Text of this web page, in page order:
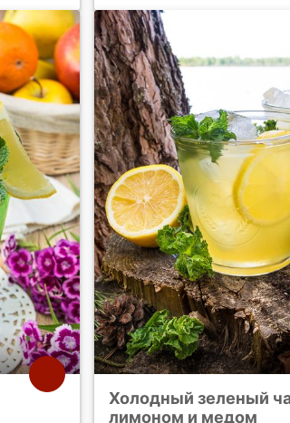
Холодный зеленый
лимоном и медом